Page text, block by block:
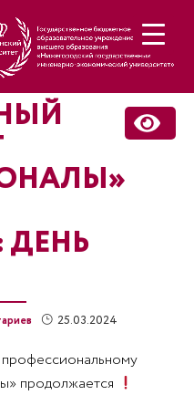
ДЕНЬ
25.03.2024
продолжается